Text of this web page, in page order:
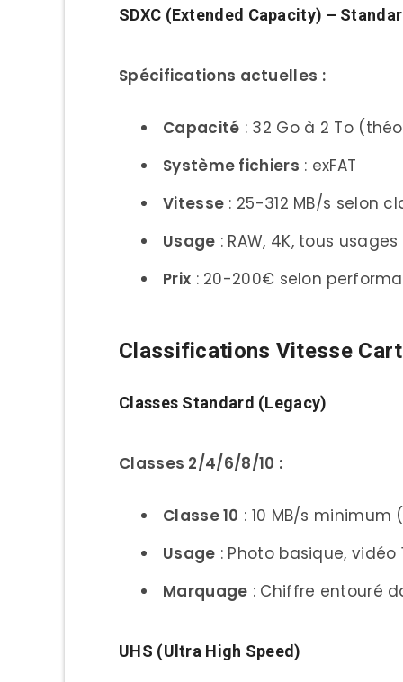
Fujifilm X-H2S/X-T5
Top 10 Meilleures Cartes
1. SanDisk Extreme Pro
2. Sony TOUGH
3. Lexar Professional
4. ProGrade Digital Cobalt
5. Kingston Canvas React
7. SanDisk Extreme
8. Sony TOUGH SDXC
10. Delkin Devices BLACK
Performances par Usage
Photo RAW Haute
Test Canon EOS R5 (45
Enregistrement Vidéo 4K/
SDXC (Extended Capacity) –
Spécifications actuelles :
Capacité : 32 Go à 2 To
Système fichiers : exFAT
Vitesse : 25-312 MB/s selon
Usage : RAW, 4K, tous
Prix : 20-200€ selon
Classifications Vitesse
Classes Standard (Legacy)
Classes 2/4/6/8/10 :
Classe 10 : 10 MB/s
Usage : Photo basique, vidéo
Marquage : Chiffre entouré
UHS (Ultra High Speed)